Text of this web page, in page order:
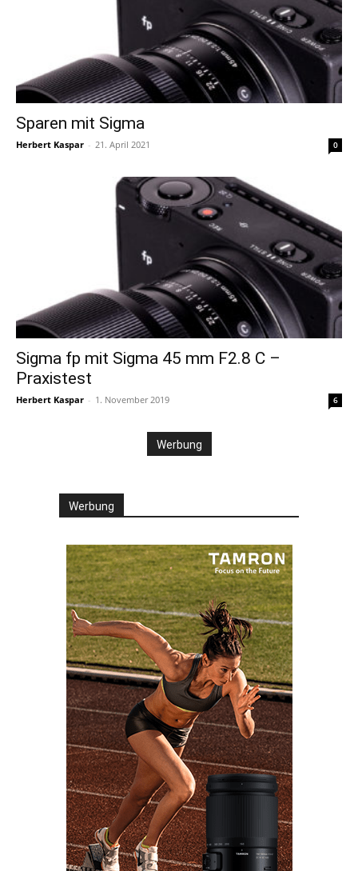
Sparen mit Sigma
Herbert Kaspar - 21. April 2021 0
Sigma fp mit Sigma 45 mm F2.8 C –
Praxistest
Herbert Kaspar - 1. November 2019 6
Werbung
Werbung